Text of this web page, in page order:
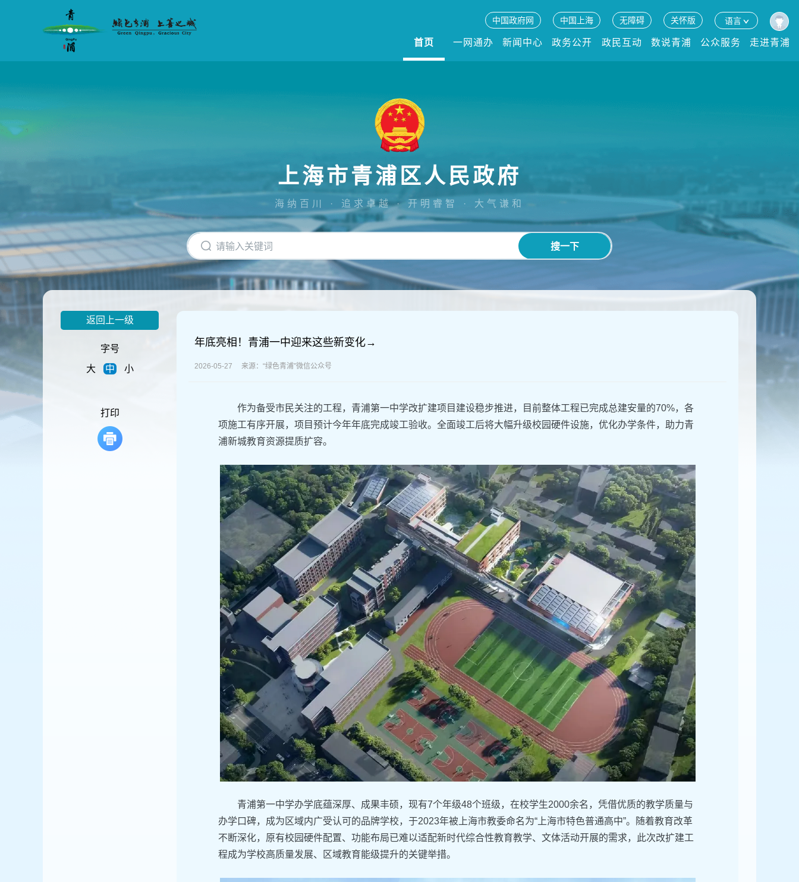
网
主
要
内
容
区
域
中国政府网 中国上海 无障碍 关怀版 语言
首页 一网通办 新闻中心 政务公开 政民互动 数说青浦 公众服务 走进青浦
上海市青浦区人民政府
海纳百川 · 追求卓越 · 开明睿智 · 大气谦和
搜一下
返回上一级
字号
大
中 小
打印
年底亮相！青浦一中迎来这些新变化→
2026-05-27 来源：“绿色青浦”微信公众号
作为备受市民关注的工程，青浦第一中学改扩建项目建设稳步推进，目前整体工程已完成总建安量的70%，各
项施工有序开展，项目预计今年年底完成竣工验收。全面竣工后将大幅升级校园硬件设施，优化办学条件，助力青
浦新城教育资源提质扩容。
青浦第一中学办学底蕴深厚、成果丰硕，现有7个年级48个班级，在校学生2000余名，凭借优质的教学质量与
办学口碑，成为区域内广受认可的品牌学校，于2023年被上海市教委命名为“上海市特色普通高中”。随着教育改革
不断深化，原有校园硬件配置、功能布局已难以适配新时代综合性教育教学、文体活动开展的需求，此次改扩建工
程成为学校高质量发展、区域教育能级提升的关键举措。